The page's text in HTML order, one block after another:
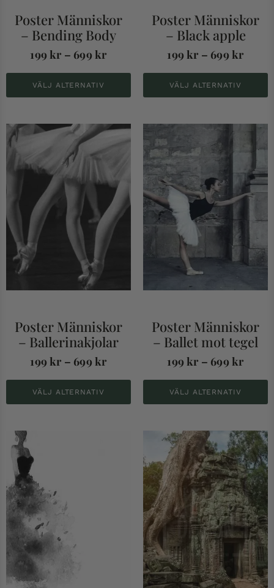
Poster Människor
– Bending Body
199kr – 699kr
VÄLJ ALTERNATIV
Poster Människor
– Black apple
199kr – 699kr
VÄLJ ALTERNATIV
Poster Människor
– Ballerinakjolar
199kr – 699kr
VÄLJ ALTERNATIV
Poster Människor
– Ballet mot tegel
199kr – 699kr
VÄLJ ALTERNATIV